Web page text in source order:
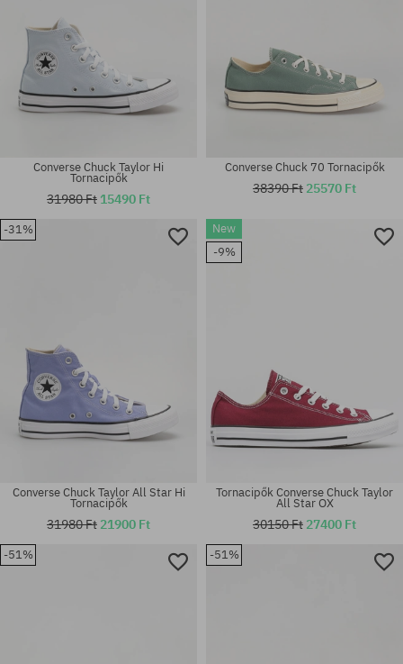
Elérhető méretek:
Elérhető méretek:
37
Elérhető méretek:
Converse Chuck Taylor Hi
Tornacipők
31980 Ft 15490 Ft
Elérhető méretek:
Converse Chuck 70 Tornacipők
38390 Ft 25570 Ft
-31%
Converse Chuck Taylor All Star Hi
Tornacipők
31980 Ft 21900 Ft
New
-9%
Tornacipők Converse Chuck Taylor
All Star OX
30150 Ft 27400 Ft
-51% -51%